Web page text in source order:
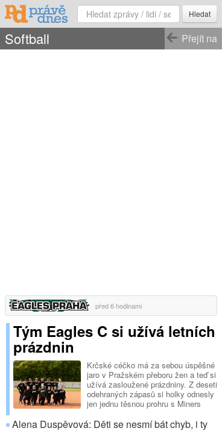
Hledat
Přejít na
Softball
před 6 hodinami
Tým Eagles C si užívá letních
prázdnin
Krčské céčko má za sebou úspěšné
jaro v Pražském přeboru žen a teď si
užívá zasloužené prázdniny. Z deseti
odehraných zápasů si holky odnesly
jen jednu těsnou prohru s Miners
Canaries.
Alena Duspěvová: Děti se nesmí bát chyb, i ty